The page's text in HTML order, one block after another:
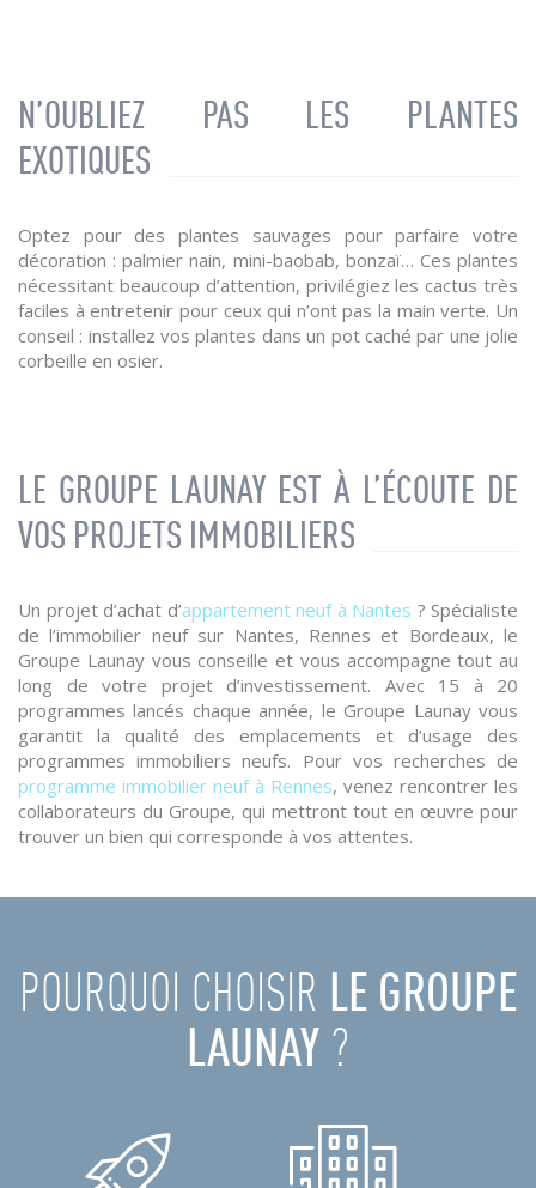
N’OUBLIEZ PAS LES PLANTES
EXOTIQUES
Optez pour des plantes sauvages pour parfaire votre
décoration : palmier nain, mini-baobab, bonzaï… Ces plantes
nécessitant beaucoup d’attention, privilégiez les cactus très
faciles à entretenir pour ceux qui n’ont pas la main verte. Un
conseil : installez vos plantes dans un pot caché par une jolie
corbeille en osier.
LE GROUPE LAUNAY EST À L’ÉCOUTE DE
VOS PROJETS IMMOBILIERS
Un projet d’achat d’appartement neuf à Nantes ? Spécialiste
de l’immobilier neuf sur Nantes, Rennes et Bordeaux, le
Groupe Launay vous conseille et vous accompagne tout au
long de votre projet d’investissement. Avec 15 à 20
programmes lancés chaque année, le Groupe Launay vous
garantit la qualité des emplacements et d’usage des
programmes immobiliers neufs. Pour vos recherches de
programme immobilier neuf à Rennes, venez rencontrer les
collaborateurs du Groupe, qui mettront tout en œuvre pour
trouver un bien qui corresponde à vos attentes.
POURQUOI CHOISIR LE GROUPE
LAUNAY ?